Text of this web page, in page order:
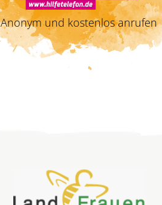
Anonym und kostenlos anrufen